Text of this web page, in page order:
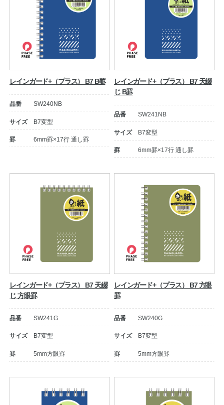
レインガード+（プラス） B7 B罫
品番 SW240NB
サイズ B7変型
罫 6mm罫×17行 通し罫
レインガード+（プラス） B7 天綴
じ B罫
品番 SW241NB
サイズ B7変型
罫 6mm罫×17行 通し罫
レインガード+（プラス） B7 天綴
じ 方眼罫
品番 SW241G
サイズ B7変型
罫 5mm方眼罫
レインガード+（プラス） B7 方眼
罫
品番 SW240G
サイズ B7変型
罫 5mm方眼罫